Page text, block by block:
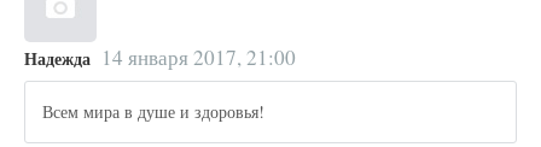
Надежда 14 января 2017, 21:00
Всем мира в душе и здоровья!